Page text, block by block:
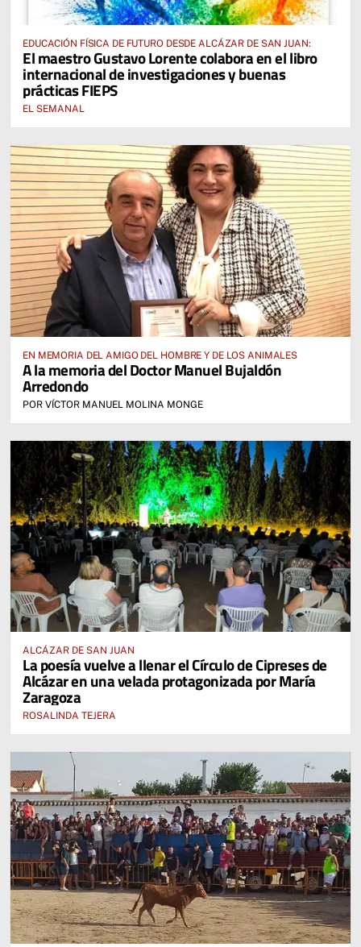
EDUCACIÓN FÍSICA DE FUTURO DESDE ALCÁZAR DE SAN JUAN:
El maestro Gustavo Lorente colabora en el libro
internacional de investigaciones y buenas
prácticas FIEPS
EL SEMANAL
EN MEMORIA DEL AMIGO DEL HOMBRE Y DE LOS ANIMALES
A la memoria del Doctor Manuel Bujaldón
Arredondo
POR VÍCTOR MANUEL MOLINA MONGE
ALCÁZAR DE SAN JUAN
La poesía vuelve a llenar el Círculo de Cipreses de
Alcázar en una velada protagonizada por María
Zaragoza
ROSALINDA TEJERA